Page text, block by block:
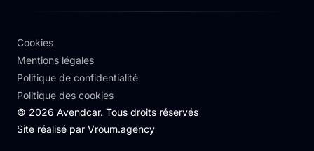
© 2026 Avendcar. Tous droits réservés
Site réalisé par Vroum.agency
Cookies
Mentions légales
Politique de confidentialité
Politique des cookies